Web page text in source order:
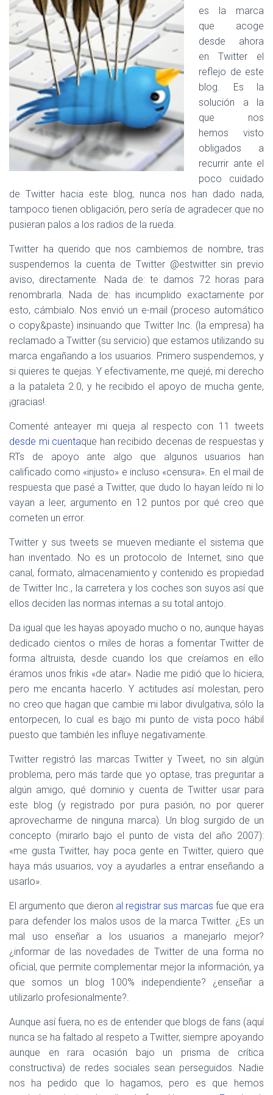
es la marca
que acoge
desde ahora
en Twitter el
reflejo de este
blog. Es la
solución a la
que nos
hemos visto
obligados a
recurrir ante el
poco cuidado
de Twitter hacia este blog, nunca nos han dado nada,
tampoco tienen obligación, pero sería de agradecer que no
pusieran palos a los radios de la rueda.
Twitter ha querido que nos cambiemos de nombre, tras
suspendernos la cuenta de Twitter @estwitter sin previo
aviso, directamente. Nada de: te damos 72 horas para
renombrarla. Nada de: has incumplido exactamente por
esto, cámbialo. Nos envió un e-mail (proceso automático
o copy&paste) insinuando que Twitter Inc. (la empresa) ha
reclamado a Twitter (su servicio) que estamos utilizando su
marca engañando a los usuarios. Primero suspendemos, y
si quieres te quejas. Y efectivamente, me quejé, mi derecho
a la pataleta 2.0, y he recibido el apoyo de mucha gente,
¡gracias!.
Comenté anteayer mi queja al respecto con 11 tweets
desde mi cuentaque han recibido decenas de respuestas y
RTs de apoyo ante algo que algunos usuarios han
calificado como «injusto» e incluso «censura». En el mail de
respuesta que pasé a Twitter, que dudo lo hayan leído ni lo
vayan a leer, argumento en 12 puntos por qué creo que
cometen un error.
Twitter y sus tweets se mueven mediante el sistema que
han inventado. No es un protocolo de Internet, sino que
canal, formato, almacenamiento y contenido es propiedad
de Twitter Inc., la carretera y los coches son suyos así que
ellos deciden las normas internas a su total antojo.
Da igual que les hayas apoyado mucho o no, aunque hayas
dedicado cientos o miles de horas a fomentar Twitter de
forma altruista, desde cuando los que creíamos en ello
éramos unos frikis «de atar». Nadie me pidió que lo hiciera,
pero me encanta hacerlo. Y actitudes así molestan, pero
no creo que hagan que cambie mi labor divulgativa, sólo la
entorpecen, lo cual es bajo mi punto de vista poco hábil
puesto que también les influye negativamente.
Twitter registró las marcas Twitter y Tweet, no sin algún
problema, pero más tarde que yo optase, tras preguntar a
algún amigo, qué dominio y cuenta de Twitter usar para
este blog (y registrado por pura pasión, no por querer
aprovecharme de ninguna marca). Un blog surgido de un
concepto (mirarlo bajo el punto de vista del año 2007):
«me gusta Twitter, hay poca gente en Twitter, quiero que
haya más usuarios, voy a ayudarles a entrar enseñando a
usarlo».
El argumento que dieron al registrar sus marcas fue que era
para defender los malos usos de la marca Twitter. ¿Es un
mal uso enseñar a los usuarios a manejarlo mejor?
¿informar de las novedades de Twitter de una forma no
oficial, que permite complementar mejor la información, ya
que somos un blog 100% independiente? ¿enseñar a
utilizarlo profesionalmente?.
Aunque así fuera, no es de entender que blogs de fans (aquí
nunca se ha faltado al respeto a Twitter, siempre apoyando
aunque en rara ocasión bajo un prisma de crítica
constructiva) de redes sociales sean perseguidos. Nadie
nos ha pedido que lo hagamos, pero es que hemos